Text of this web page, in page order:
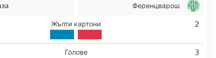
Ференцварош
Жълти картони 2
Голове 3